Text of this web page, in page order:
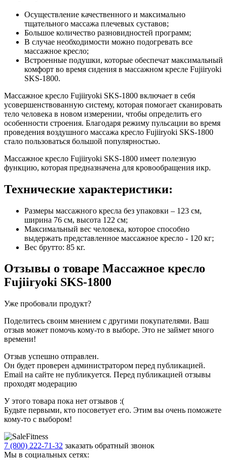
Осуществление качественного и максимально
тщательного массажа плечевых суставов;
Большое количество разновидностей программ;
В случае необходимости можно подогревать все
массажное кресло;
Встроенные подушки, которые обеспечат максимальный
комфорт во время сидения в массажном кресле Fujiiryoki
SKS-1800.
Массажное кресло Fujiiryoki SKS-1800 включает в себя
усовершенствованную систему, которая помогает сканировать
тело человека в новом измерении, чтобы определить его
особенности строения. Благодаря режиму пульсации во время
проведения воздушного массажа кресло Fujiiryoki SKS-1800
стало пользоваться большой популярностью.
Массажное кресло Fujiiryoki SKS-1800 имеет полезную
функцию, которая предназначена для кровообращения икр.
Технические характеристики:
Размеры массажного кресла без упаковки – 123 см,
ширина 76 см, высота 122 см;
Максимальный вес человека, которое способно
выдержать представленное массажное кресло - 120 кг;
Вес брутто: 85 кг.
Отзывы о товаре Массажное кресло
Fujiiryoki SKS-1800
Уже пробовали продукт?
Поделитесь своим мнением с другими покупателями. Ваш
отзыв может помочь кому-то в выборе. Это не займет много
времени!
Отзыв успешно отправлен.
Он будет проверен администратором перед публикацией.
Email на сайте не публикуется. Перед публикацией отзывы
проходят модерацию
У этого товара пока нет отзывов :(
Будьте первыми, кто посоветует его. Этим вы очень поможете
кому-то с выбором!
7 (800) 222-71-32 заказать обратный звонок
Мы в социальных сетях: